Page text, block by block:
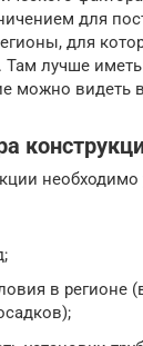
для
для
лучше
можно видеть
в регионе